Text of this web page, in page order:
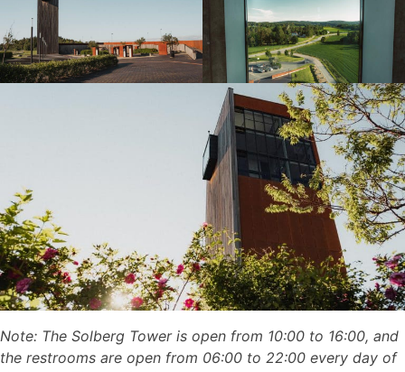
Note: The Solberg Tower is open from 10:00 to 16:00, and
the restrooms are open from 06:00 to 22:00 every day of